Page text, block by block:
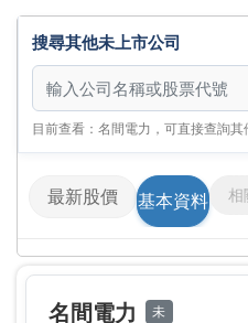
搜尋其他未上市公司
搜尋其他未上市公司
目前查看：名間電力，可直接查詢其
最新股價 基本資料 相
名間電力 未